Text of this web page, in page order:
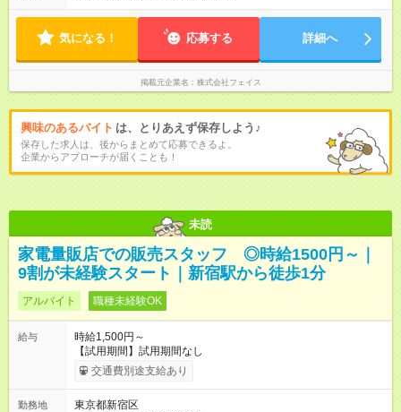
気になる！ 応募する 詳細へ
掲載元企業名 株式会社フェイス
興味のあるバイト は、とりあえず保存しよう♪
保存した求人は、後からまとめて応募できるよ。
企業からアプローチが届くことも！
未読
家電量販店での販売スタッフ ◎時給1500円～｜
9割が未経験スタート｜新宿駅から徒歩1分
アルバイト 職種未経験OK
給与
時給1,500円～
【試用期間】試用期間なし
交通費別途支給あり
勤務地
東京都新宿区